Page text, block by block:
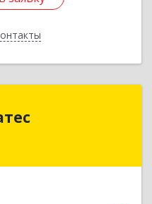
Урюпинск г, Ленина